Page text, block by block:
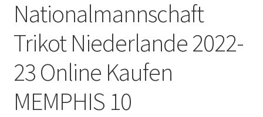
Nationalmannschaft
Trikot Niederlande 2022-
23 Online Kaufen
MEMPHIS 10